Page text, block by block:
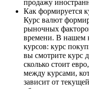
продажу
Как формируется
Курс валют
рыночных
времени. В нашем
курсов: курс
вы смотрите курс
сколько стоит
между курсами,
зависит от